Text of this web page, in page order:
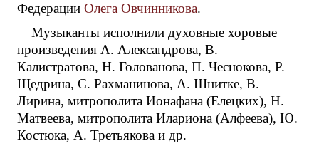
Федерации Олега Овчинникова.
Музыканты исполнили духовные хоровые
произведения А. Александрова, В.
Калистратова, Н. Голованова, П. Чеснокова, Р.
Щедрина, С. Рахманинова, А. Шнитке, В.
Лирина, митрополита Ионафана (Елецких), Н.
Матвеева, митрополита Илариона (Алфеева), Ю.
Костюка, А. Третьякова и др.